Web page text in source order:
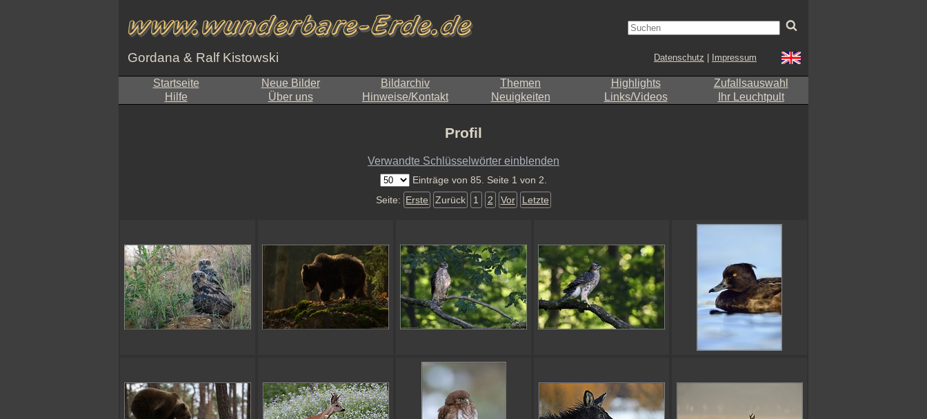
Gordana & Ralf Kistowski Datenschutz Impressum
Startseite Neue Bilder Bildarchiv Themen Highlights
Zufallsauswahl
Hilfe
Über uns Hinweise/Kontakt Neuigkeiten Links/Videos Ihr Leuchtpult
Profil
Verwandte Schlüsselwörter einblenden
Einträge von 85. Seite 1 von 2.
Seite: Erste Zurück 1 2 Vor Letzte